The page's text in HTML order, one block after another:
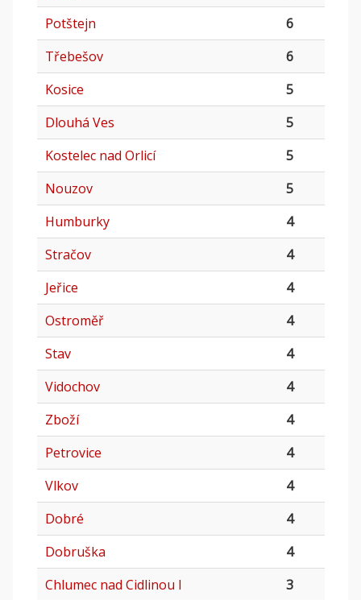
Potštejn
6
Třebešov
6
Kosice
5
Dlouhá Ves
5
Kostelec nad Orlicí
5
Nouzov
5
Humburky
4
Stračov
4
Jeřice
4
Ostroměř
4
Stav
4
Vidochov
4
Zboží
4
Petrovice
4
Vlkov
4
Dobré
4
Dobruška
4
Chlumec nad Cidlinou I
3